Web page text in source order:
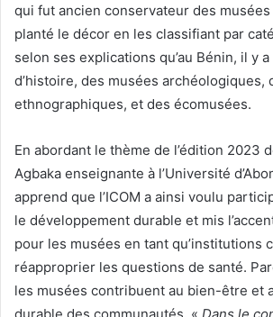
qui fut ancien conservateur des
planté le décor en les classifiant par
selon ses explications qu’au Bénin, il y
d’histoire, des musées archéologiques,
ethnographiques, et des écomusées.
En abordant le thème de l’édition 2023
Agbaka enseignante à l’Université
apprend que l’ICOM a ainsi voulu
le développement durable et mis
pour les musées en tant qu’institutions
réapproprier les questions de santé.
les musées contribuent au bien-être et